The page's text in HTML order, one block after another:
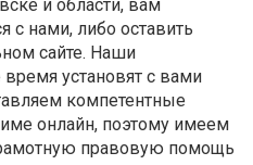
и области, вам
с нами, либо оставить
сайте. Наши
установят с вами
компетентные
онлайн, поэтому имеем
правовую помощь